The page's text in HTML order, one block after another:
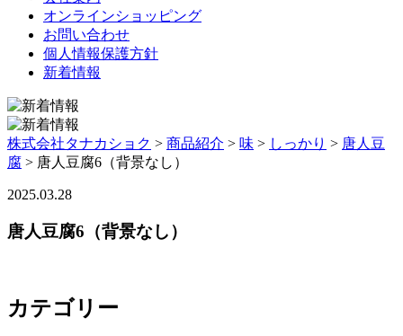
オンラインショッピング
お問い合わせ
個人情報保護方針
新着情報
株式会社タナカショク > 商品紹介 > 味 > しっかり > 唐人豆
腐 > 唐人豆腐6（背景なし）
2025.03.28
唐人豆腐6（背景なし）
カテゴリー